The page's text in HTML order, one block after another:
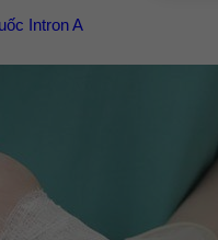
Intron A